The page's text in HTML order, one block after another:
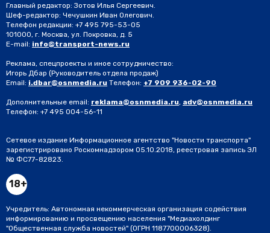
Главный редактор: Зотов Илья Сергеевич.
Шеф-редактор: Чечушкин Иван Олегович.
Телефон редакции: +7 495 795-53-05
101000, г. Москва, ул. Покровка, д. 5
E-mail: info@transport-news.ru
Реклама, спецпроекты и иное сотрудничество:
Игорь Дбар (Руководитель отдела продаж)
Email: i.dbar@osnmedia.ru Телефон: +7 909 936-02-90
Дополнительные email: reklama@osnmedia.ru, adv@osnmedia.ru
Телефон: +7 495 004-56-11
Сетевое издание Информационное агентство "Новости транспорта"
зарегистрировано Роскомнадзором 05.10.2018, реестровая запись ЭЛ
№ ФС77-82823.
18+
Учредитель: Автономная некоммерческая организация содействия
информированию и просвещению населения "Медиахолдинг
"Общественная служба новостей" (ОГРН 1187700006328).